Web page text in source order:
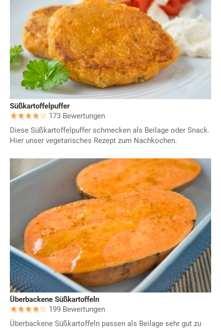
Süßkartoffelpuffer
173 Bewertungen
Diese Süßkartoffelpuffer schmecken als Beilage oder Snack.
Hier unser vegetarisches Rezept zum Nachkochen.
Überbackene Süßkartoffeln
199 Bewertungen
Überbackene Süßkartoffeln passen als Beilage sehr gut zu